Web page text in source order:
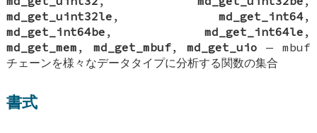
md_get_uint32le , md_get_int64,
md_get_int64be , md_get_int64le ,
md_get_mem , md_get_mbuf,md_get_uio — mbuf
チェーンを様々なデータタイプに分析する関数の集合
書式